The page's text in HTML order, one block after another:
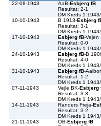
22-08-1943
AaB-Esbjerg fB
Resultat: 2-1
DM Kreds 1
10-10-1943
B 1913-Esbjerg
Resultat: 3-1
DM Kreds 1
17-10-1943
Esbjerg fB-Vejen
Resultat: 0-0
DM Kreds 1
24-10-1943
Esbjerg fB-B
Resultat: 4-0
DM Kreds 1
31-10-1943
Esbjerg fB-
Resultat: 1-2
DM Kreds 1
07-11-1943
Vejle BK-Esbjerg
Resultat: 3-3
DM Kreds 1
14-11-1943
Randers Freja-
Resultat: 3-2
DM Kreds 1
21-11-1943
OB-Esbjerg fB